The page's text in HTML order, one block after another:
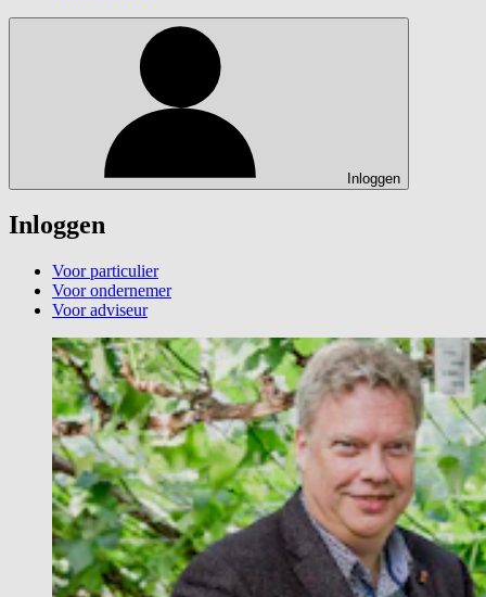
Inloggen
Inloggen
Voor particulier
Voor ondernemer
Voor adviseur